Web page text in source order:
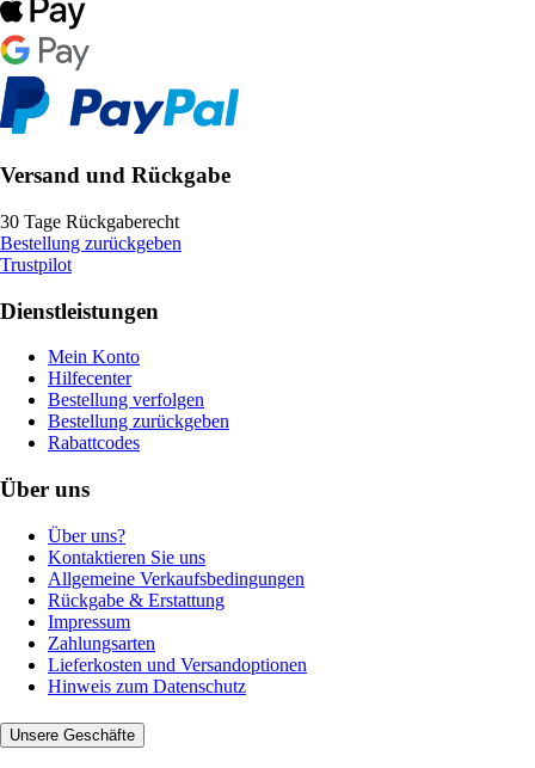
Versand und Rückgabe
30 Tage Rückgaberecht
Bestellung zurückgeben
Trustpilot
Dienstleistungen
Mein Konto
Hilfecenter
Bestellung verfolgen
Bestellung zurückgeben
Rabattcodes
Über uns
Über uns?
Kontaktieren Sie uns
Allgemeine Verkaufsbedingungen
Rückgabe & Erstattung
Impressum
Zahlungsarten
Lieferkosten und Versandoptionen
Hinweis zum Datenschutz
Unsere Geschäfte